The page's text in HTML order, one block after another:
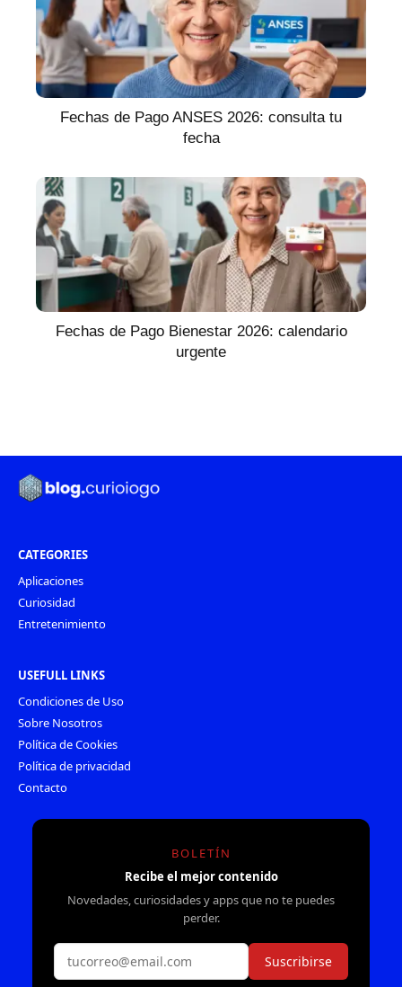
Fechas de Pago ANSES 2026: consulta tu
fecha
Fechas de Pago Bienestar 2026: calendario
urgente
CATEGORIES
Aplicaciones
Curiosidad
Entretenimiento
USEFULL LINKS
Condiciones de Uso
Sobre Nosotros
Política de Cookies
Política de privacidad
Contacto
BOLETÍN
Recibe el mejor contenido
Novedades, curiosidades y apps que no te puedes
perder.
Suscribirse